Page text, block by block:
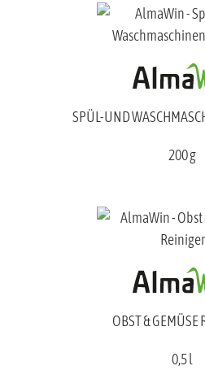
SPÜL-UND
200 g
OBST & GEMÜSE
0,5 l